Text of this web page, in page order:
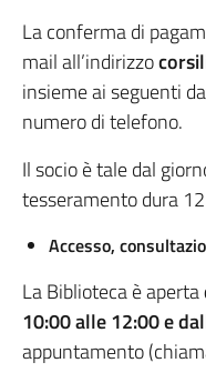
La conferma di
mail all’indirizzo
insieme ai seguenti
numero di telefono.
Il socio è tale dal
tesseramento dura
Accesso,
La Biblioteca è aperta
10:00 alle 12:00 e
appuntamento